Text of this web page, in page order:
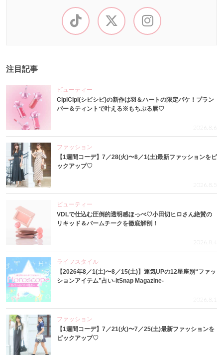
注目記事
ビューティー
CipiCipi(シピシピ)の新作は羽＆ハートの限定パケ！プラン
パー＆ティントで叶える※もちぷる唇♡
2026.8.6
ファッション
【1週間コーデ】7／28(火)〜8／1(土)最新ファッションをピ
ックアップ♡
2026.8.5
ビューティー
VDLで仕込む圧倒的透明感ほっぺ♡小田切ヒロさん絶賛の
リキッド＆バームチークを徹底解剖！
2026.8.4
ライフスタイル
【2026年8／1(土)〜8／15(土)】運気UPの12星座別“ファッ
ションアイテム”占い-itSnap Magazine-
2026.8.1
ファッション
【1週間コーデ】7／21(火)〜7／25(土)最新ファッションを
ピックアップ♡